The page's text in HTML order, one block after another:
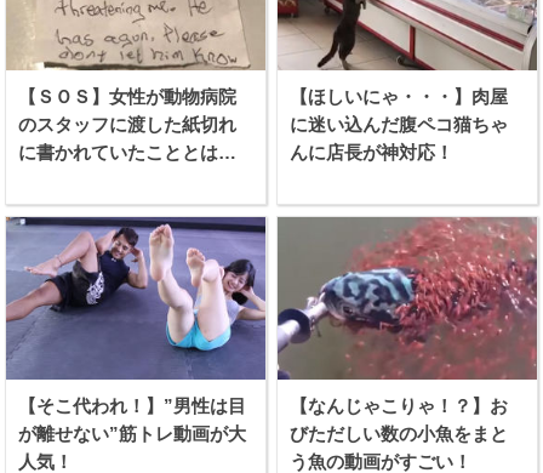
【ＳＯＳ】女性が動物病院
のスタッフに渡した紙切れ
に書かれていたこととは…
【ほしいにゃ・・・】肉屋
に迷い込んだ腹ペコ猫ちゃ
んに店長が神対応！
【そこ代われ！】”男性は目
が離せない”筋トレ動画が大
人気！
【なんじゃこりゃ！？】お
びただしい数の小魚をまと
う魚の動画がすごい！